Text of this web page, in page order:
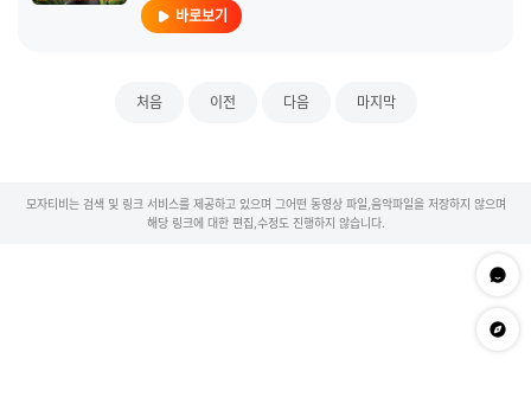
바로보기
처음 이전 다음 마지막
모자티비는 검색 및 링크 서비스를 제공하고 있으며 그어떤 동영상 파일,음악파일을 저장하지 않으며
해당 링크에 대한 편집,수정도 진행하지 않습니다.
문의하
app